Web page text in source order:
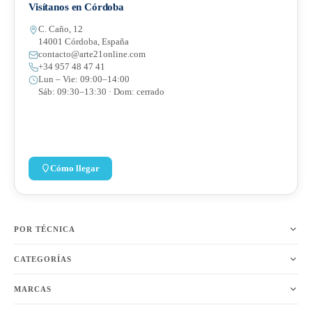
POR TÉCNICA
CATEGORÍAS
MARCAS
Visítanos en Córdoba
C. Caño, 12
14001 Córdoba, España
contacto@arte21online.com
+34 957 48 47 41
Lun – Vie: 09:00–14:00
Sáb: 09:30–13:30 · Dom: cerrado
Cómo llegar